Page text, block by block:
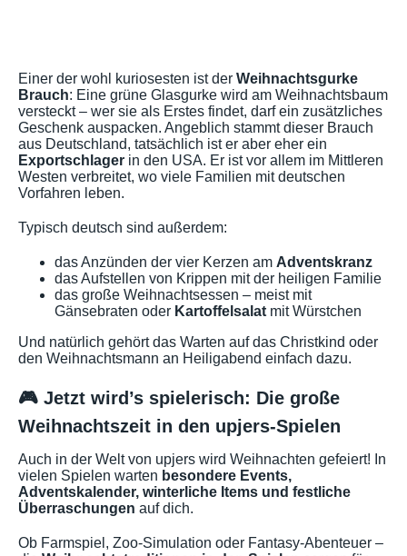
Einer der wohl kuriosesten ist der Weihnachtsgurke
Brauch: Eine grüne Glasgurke wird am Weihnachtsbaum
versteckt – wer sie als Erstes findet, darf ein zusätzliches
Geschenk auspacken. Angeblich stammt dieser Brauch
aus Deutschland, tatsächlich ist er aber eher ein
Exportschlager in den USA. Er ist vor allem im Mittleren
Westen verbreitet, wo viele Familien mit deutschen
Vorfahren leben.
Typisch deutsch sind außerdem:
das Anzünden der vier Kerzen am Adventskranz
das Aufstellen von Krippen mit der heiligen Familie
das große Weihnachtsessen – meist mit
Gänsebraten oder Kartoffelsalat mit Würstchen
Und natürlich gehört das Warten auf das Christkind oder
den Weihnachtsmann an Heiligabend einfach dazu.
🎮 Jetzt wird’s spielerisch: Die große
Weihnachtszeit in den upjers-Spielen
Auch in der Welt von upjers wird Weihnachten gefeiert! In
vielen Spielen warten besondere Events,
Adventskalender, winterliche Items und festliche
Überraschungen auf dich.
Ob Farmspiel, Zoo-Simulation oder Fantasy-Abenteuer –